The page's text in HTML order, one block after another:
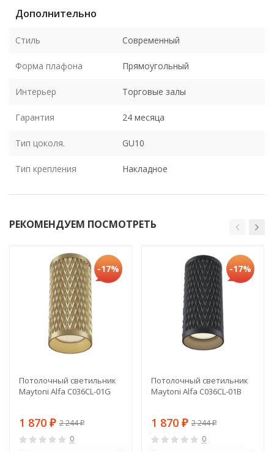
Дополнительно
Стиль Современный
Форма плафона Прямоугольный
Интерьер Торговые залы
Гарантия 24 месяца
Тип цоколя. GU10
Тип крепления Накладное
РЕКОМЕНДУЕМ ПОСМОТРЕТЬ
-17%
Потолочный светильник
Maytoni Alfa C036CL-01G
1 870 ₽ 2 244₽
0
-17%
Потолочный светильник
Maytoni Alfa C036CL-01B
1 870 ₽ 2 244₽
0